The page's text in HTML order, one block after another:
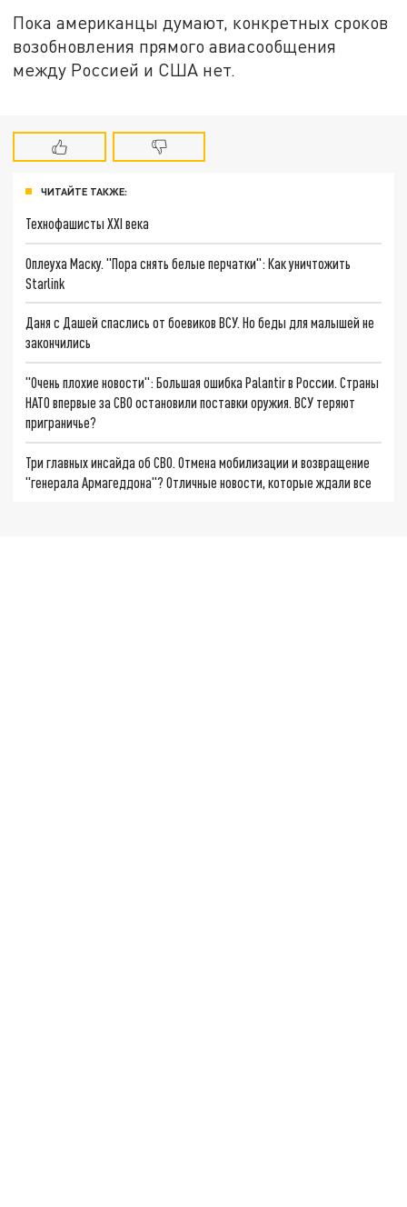
Пока американцы думают, конкретных сроков
возобновления прямого авиасообщения
между Россией и США нет.
ЧИТАЙТЕ ТАКЖЕ:
Технофашисты XXI века
Оплеуха Маску. "Пора снять белые перчатки": Как уничтожить
Starlink
Даня с Дашей спаслись от боевиков ВСУ. Но беды для малышей не
закончились
"Очень плохие новости": Большая ошибка Palantir в России. Страны
НАТО впервые за СВО остановили поставки оружия. ВСУ теряют
приграничье?
Три главных инсайда об СВО. Отмена мобилизации и возвращение
"генерала Армагеддона"? Отличные новости, которые ждали все